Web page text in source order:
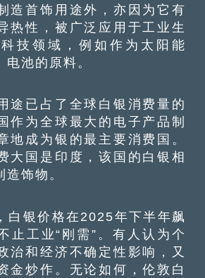
造首饰用途外，亦因为它有
热性，被广泛应用于工业生
技领域，例如作为太阳能
池的原料。
已占了全球白银消费量的
作为全球最大的电子产品制
地成为银的最主要消费国。
大国是印度，该国的白银相
饰物。
银价格在2025年下半年飙
止工业“刚需”。有人认为个
治和经济不确定性影响，又
金炒作。无论如何，伦敦白